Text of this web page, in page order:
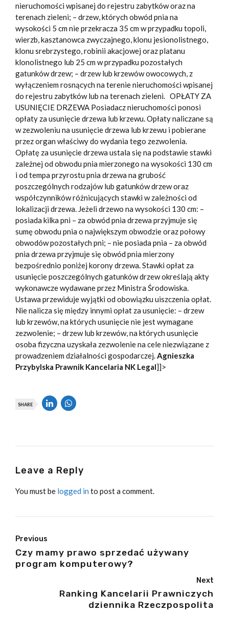
nieruchomości wpisanej do rejestru zabytków oraz na
terenach zieleni; – drzew, których obwód pnia na
wysokości 5 cm nie przekracza 35 cm w przypadku topoli,
wierzb, kasztanowca zwyczajnego, klonu jesionolistnego,
klonu srebrzystego, robinii akacjowej oraz platanu
klonolistnego lub 25 cm w przypadku pozostałych
gatunków drzew; – drzew lub krzewów owocowych, z
wyłączeniem rosnących na terenie nieruchomości wpisanej
do rejestru zabytków lub na terenach zieleni. OPŁATY ZA
USUNIĘCIE DRZEWA Posiadacz nieruchomości ponosi
opłaty za usunięcie drzewa lub krzewu. Opłaty naliczane są
w zezwoleniu na usunięcie drzewa lub krzewu i pobierane
przez organ właściwy do wydania tego zezwolenia.
Opłatę za usunięcie drzewa ustala się na podstawie stawki
zależnej od obwodu pnia mierzonego na wysokości 130 cm
i od tempa przyrostu pnia drzewa na grubość
poszczególnych rodzajów lub gatunków drzew oraz
współczynników różnicujących stawki w zależności od
lokalizacji drzewa. Jeżeli drzewo na wysokości 130 cm: –
posiada kilka pni – za obwód pnia drzewa przyjmuje się
sumę obwodu pnia o największym obwodzie oraz połowy
obwodów pozostałych pni; – nie posiada pnia – za obwód
pnia drzewa przyjmuje się obwód pnia mierzony
bezpośrednio poniżej korony drzewa. Stawki opłat za
usunięcie poszczególnych gatunków drzew określają akty
wykonawcze wydawane przez Ministra Środowiska.
Ustawa przewiduje wyjątki od obowiązku uiszczenia opłat.
Nie nalicza się między innymi opłat za usunięcie: – drzew
lub krzewów, na których usunięcie nie jest wymagane
zezwolenie; – drzew lub krzewów, na których usunięcie
osoba fizyczna uzyskała zezwolenie na cele niezwiązane z
prowadzeniem działalności gospodarczej.Agnieszka
Przybylska Prawnik Kancelaria NK Legal]]>
SHARE
Leave a Reply
You must be logged in to post a comment.
Previous
Czy mamy prawo sprzedać używany
program komputerowy?
Next
Ranking Kancelarii Prawniczych
dziennika Rzeczpospolita